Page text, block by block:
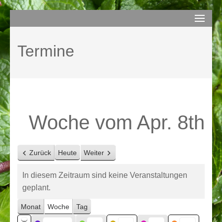
Inhalt
(Enter
drücken)
compurem
Termine
Woche vom Apr. 8th
Zurück Heute Weiter
In diesem Zeitraum sind keine Veranstaltungen
geplant.
Monat Woche Tag